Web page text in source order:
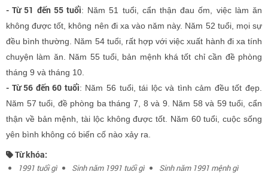
- Từ 51 đến 55 tuổi: Năm 51 tuổi, cẩn thận đau ốm, việc làm ăn
không được tốt, không nên đi xa vào năm này. Năm 52 tuổi, mọi sự
đều bình thường. Năm 54 tuổi, rất hợp với việc xuất hành đi xa tính
chuyện làm ăn. Năm 55 tuổi, bản mệnh khá tốt chỉ cần đề phòng
tháng 9 và tháng 10.
- Từ 56 đến 60 tuổi: Năm 56 tuổi, tái lộc và tình cảm đều tốt đẹp.
Năm 57 tuổi, đề phòng ba tháng 7, 8 và 9. Năm 58 và 59 tuổi, cẩn
thận về bản mệnh, tài lộc không được tốt. Năm 60 tuổi, cuộc sống
yên bình không có biến cố nào xảy ra.
Từ khóa:
1991 tuổi gì Sinh năm 1991 tuổi gì
Sinh năm 1991 mệnh gì